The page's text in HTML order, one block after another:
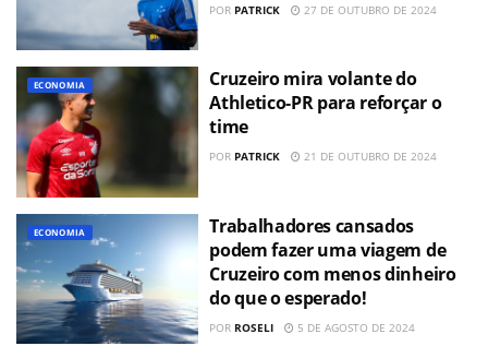
POR PATRICK 27 DE OUTUBRO DE 2024
ECONOMIA
Cruzeiro mira volante do
Athletico-PR para reforçar o
time
POR PATRICK 21 DE OUTUBRO DE 2024
ECONOMIA
Trabalhadores cansados
podem fazer uma viagem de
Cruzeiro com menos dinheiro
do que o esperado!
POR ROSELI 5 DE AGOSTO DE 2024